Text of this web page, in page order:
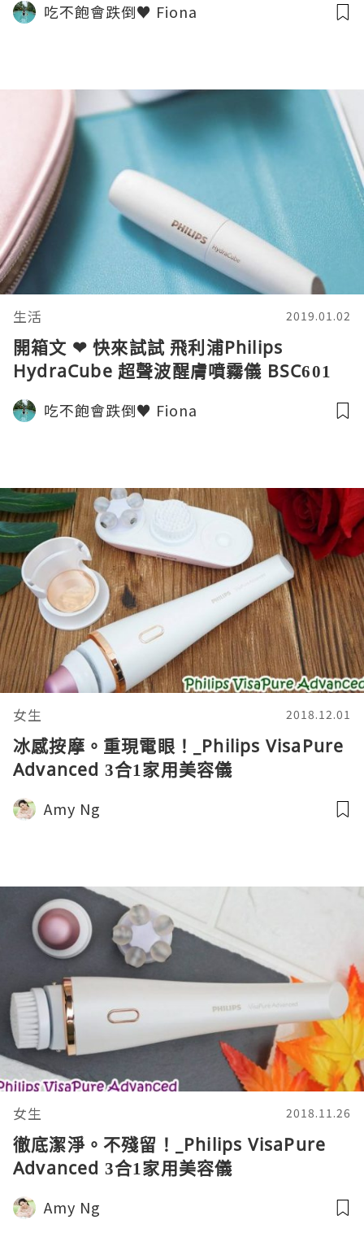
吃不飽會跌倒♥ Fiona
生活 2019.01.02
開箱文 ❤ 快來試試 飛利浦Philips
HydraCube 超聲波醒膚噴霧儀 BSC601
吃不飽會跌倒♥ Fiona
女生 2018.12.01
冰感按摩。重現電眼！_Philips VisaPure
Advanced 3合1家用美容儀
Amy Ng
女生 2018.11.26
徹底潔淨。不殘留！_Philips VisaPure
Advanced 3合1家用美容儀
Amy Ng